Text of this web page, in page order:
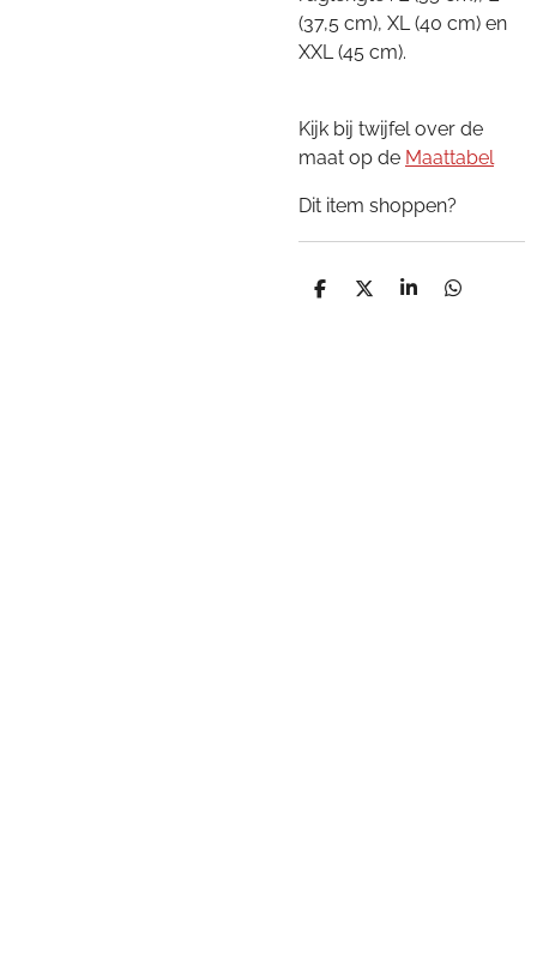
(37,5 cm), XL (40 cm) en
XXL (45 cm).
Kijk bij twijfel over de
maat op de Maattabel
Dit item shoppen?
D
D
S
D